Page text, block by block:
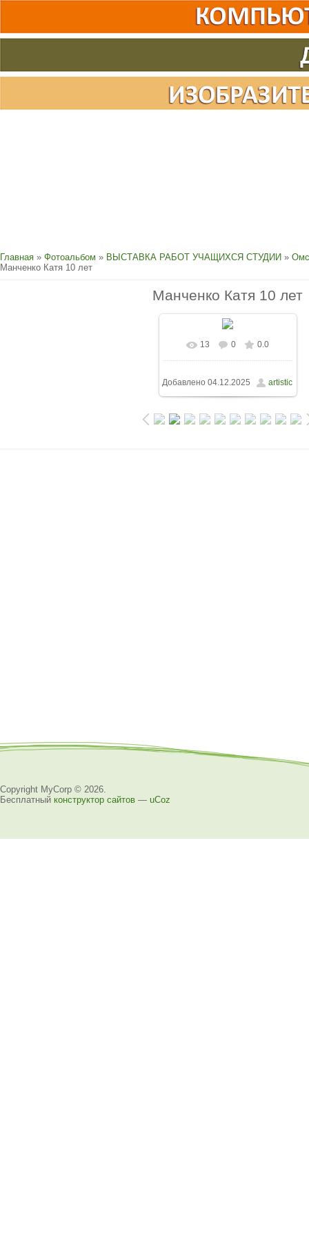
Главная » Фотоальбом » ВЫСТАВКА РАБОТ УЧАЩИХСЯ СТУДИИ »
Манченко Катя 10 лет
Манченко Катя 10 лет
13 0 0.0
Добавлено 04.12.2025 artistic
Copyright MyCorp © 2026
Бесплатный конструктор сайтов — uCoz